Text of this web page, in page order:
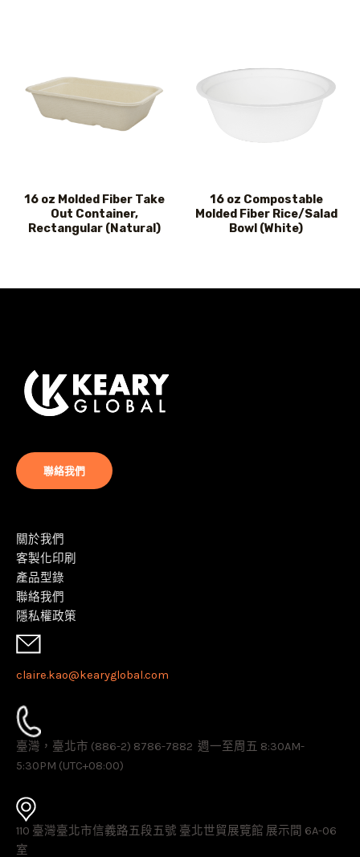
16 oz Molded Fiber Take
Out Container,
Rectangular (Natural)
16 oz Compostable
Molded Fiber Rice/Salad
Bowl (White)
聯絡我們
關於我們
客製化印刷
產品型錄
聯絡我們
隱私權政策
claire.kao@kearyglobal.com
臺灣，臺北市 (886-2) 8786-7882 ​ 週一至周五 8:30AM-
5:30PM (UTC+08:00)
110 臺灣臺北市信義路五段五號 臺北世貿展覽館 展示間 6A-06
室